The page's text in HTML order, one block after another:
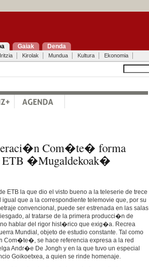
Gaiak Denda
Iritzia Kirolak Mundua Kultura Ekonomia
Com�te� forma
ETB �Mugaldekoak�
ETB la que dio el visto bueno a la teleserie de trece
que a la correspondiente telemovie que, por su
convencional, puede ser estrenada en las salas
al tratarse de la primera producci�n de
hablar del rigor hist�rico que exig�a. Recrea
Mundial, objeto de estudio constante. Tal como
se hace referencia expresa a la red
Andr�e De Jongh y en la que tuvo un especial
Goikoetxea, a quien se rinde homenaje.